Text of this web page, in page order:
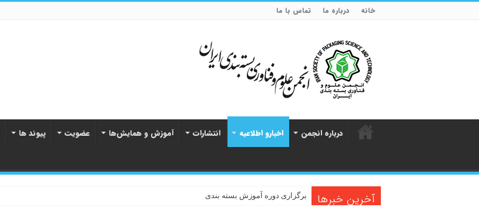
خانه درباره ما تماس با ما
درباره انجمن اخبارو اطلاعیه انتشارات آموزش و همایش‌ها عضویت پیوند ها
آخرین خبرها برگزاری دوره آموزش بسته بندی